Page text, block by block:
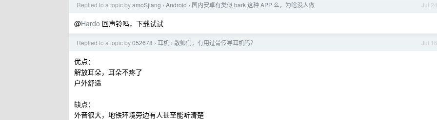
Jul 24
Replied to a topic byamoSjiang › Android › 国内安卓有类似 bark 这种 APP 么，为啥没人做
@Hardo 回声铃吗，下载试试
Jul 16
Replied to a topic by052678 › 耳机 › 散帅们，有用过骨传导耳机吗？
优点：
解放耳朵，耳朵不疼了
户外舒适
缺点：
外音很大，地铁环境旁边有人甚至能听清楚